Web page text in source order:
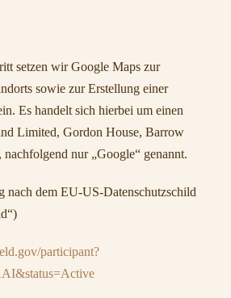
setzen wir Google Maps zur
sowie zur Erstellung einer
Es handelt sich hierbei um einen
Limited, Gordon House, Barrow
nur „Google“ genannt.
nach dem EU-US-Datenschutzschild
participant?